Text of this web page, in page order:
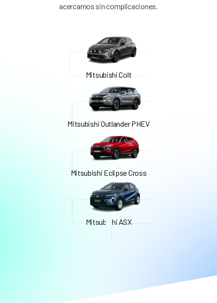
acercamos sin complicaciones.
Mitsubishi Colt
Mitsubishi Outlander PHEV
Mitsubishi Eclipse Cross
Mitsubishi ASX